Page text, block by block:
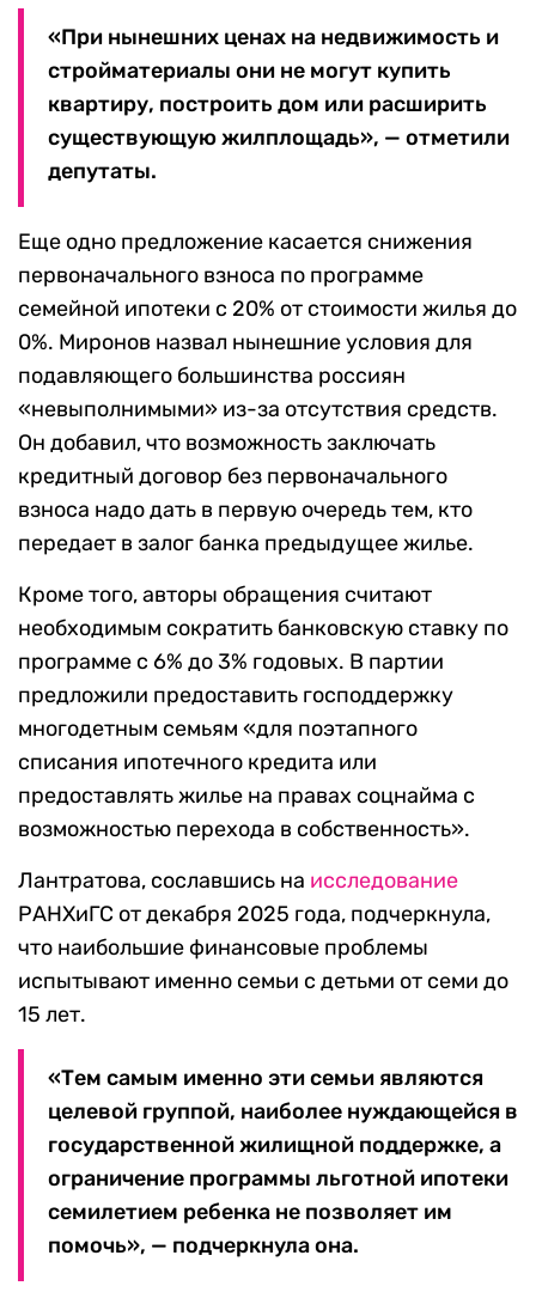
«При нынешних ценах на недвижимость и
стройматериалы они не могут купить
квартиру, построить дом или расширить
существующую жилплощадь», — отметили
депутаты.
Еще одно предложение касается снижения
первоначального взноса по программе
семейной ипотеки с 20% от стоимости жилья до
0%. Миронов назвал нынешние условия для
подавляющего большинства россиян
«невыполнимыми» из-за отсутствия средств.
Он добавил, что возможность заключать
кредитный договор без первоначального
взноса надо дать в первую очередь тем, кто
передает в залог банка предыдущее жилье.
Кроме того, авторы обращения считают
необходимым сократить банковскую ставку по
программе с 6% до 3% годовых. В партии
предложили предоставить господдержку
многодетным семьям «для поэтапного
списания ипотечного кредита или
предоставлять жилье на правах соцнайма с
возможностью перехода в собственность».
Лантратова, сославшись на исследование
РАНХиГС от декабря 2025 года, подчеркнула,
что наибольшие финансовые проблемы
испытывают именно семьи с детьми от семи до
15 лет.
«Тем самым именно эти семьи являются
целевой группой, наиболее нуждающейся в
государственной жилищной поддержке, а
ограничение программы льготной ипотеки
семилетием ребенка не позволяет им
помочь», — подчеркнула она.